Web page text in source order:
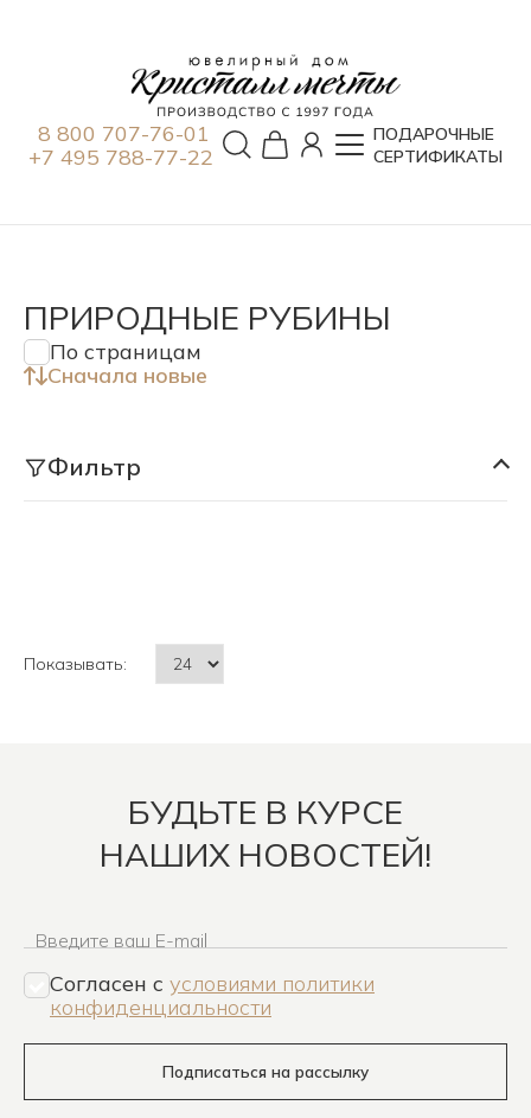
8 800 707-76-01
+7 495 788-77-22
ПОДАРОЧНЫЕ
СЕРТИФИКАТЫ
ПРИРОДНЫЕ РУБИНЫ
По страницам
Сначала новые
Фильтр
Показывать:
БУДЬТЕ В КУРСЕ
НАШИХ НОВОСТЕЙ!
Введите ваш E-mail
Согласен c условиями политики
конфиденциальности
Подписаться на рассылку